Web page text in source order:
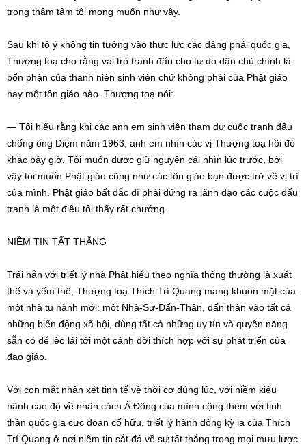
trong thâm tâm tôi mong muốn như vậy.
Sau khi tỏ ý không tin tưởng vào thực lực các đảng phái quốc gia,
Thượng toạ cho rằng vai trò tranh đấu cho tự do dân chủ chính là
bổn phận của thanh niên sinh viên chứ không phải của Phật giáo
hay một tôn giáo nào. Thượng toạ nói:
— Tôi hiểu rằng khi các anh em sinh viên tham dự cuộc tranh đấu
chống ông Diệm năm 1963, anh em nhìn các vị Thượng toạ hồi đó
khác bây giờ. Tôi muốn được giữ nguyên cái nhìn lúc trước, bởi
vậy tôi muốn Phật giáo cũng như các tôn giáo bạn được trở về vị trí
của mình. Phật giáo bất đắc dĩ phải đứng ra lãnh đạo các cuộc đấu
tranh là một điều tôi thấy rất chướng.
NIỀM TIN TẤT THẮNG
Trái hẳn với triết lý nhà Phật hiểu theo nghĩa thông thường là xuất
thế và yếm thế, Thượng toạ Thích Trí Quang mang khuôn mặt của
một nhà tu hành mới: một Nhà-Sư-Dấn-Thân, dấn thân vào tất cả
những biến động xã hội, dùng tất cả những uy tín và quyền năng
sẵn có để lèo lái tới một cảnh đời thích hợp với sự phát triển của
đạo giáo.
Với con mắt nhận xét tinh tế về thời cơ đúng lúc, với niềm kiêu
hãnh cao độ về nhân cách Á Đông của mình cộng thêm với tinh
thần quốc gia cực đoan cố hữu, triết lý hành động kỳ lạ của Thích
Trí Quang ở nơi niềm tin sắt đá về sự tất thắng trong mọi mưu lược